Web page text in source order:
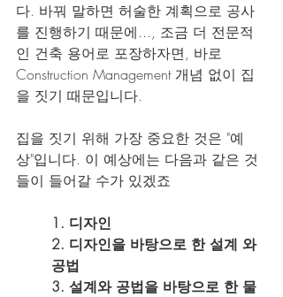
다. 바꿔 말하면 허술한 계획으로 공사
를 진행하기 때문에..., 조금 더 전문적
인 건축 용어로 포장하자면, 바로
Construction Management 개념 없이 집
을 짓기 때문입니다.
집을 짓기 위해 가장 중요한 것은 "예
상"입니다. 이 예상에는 다음과 같은 것
들이 들어갈 수가 있겠죠
1. 디자인
2. 디자인을 바탕으로 한 설계 와
공법
3. 설계와 공법을 바탕으로 한 물